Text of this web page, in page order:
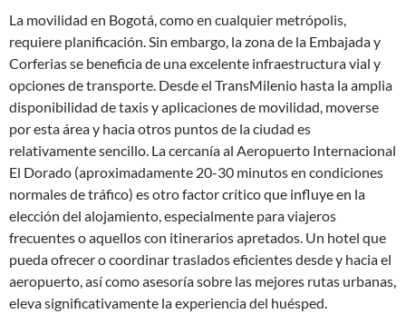
La movilidad en Bogotá, como en cualquier metrópolis,
requiere planificación. Sin embargo, la zona de la Embajada y
Corferias se beneficia de una excelente infraestructura vial y
opciones de transporte. Desde el TransMilenio hasta la amplia
disponibilidad de taxis y aplicaciones de movilidad, moverse
por esta área y hacia otros puntos de la ciudad es
relativamente sencillo. La cercanía al Aeropuerto Internacional
El Dorado (aproximadamente 20-30 minutos en condiciones
normales de tráfico) es otro factor crítico que influye en la
elección del alojamiento, especialmente para viajeros
frecuentes o aquellos con itinerarios apretados. Un hotel que
pueda ofrecer o coordinar traslados eficientes desde y hacia el
aeropuerto, así como asesoría sobre las mejores rutas urbanas,
eleva significativamente la experiencia del huésped.